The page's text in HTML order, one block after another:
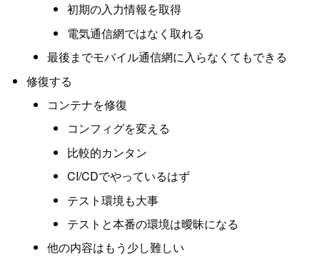
初期の入力情報を取得
電気通信網ではなく取れる
最後までモバイル通信網に入らなくてもできる
修復する
コンテナを修復
コンフィグを変える
比較的カンタン
CI/CDでやっているはず
テスト環境も大事
テストと本番の環境は曖昧になる
他の内容はもう少し難しい